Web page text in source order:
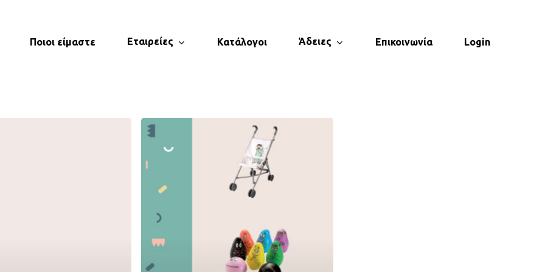
Ποιοι είμαστε Εταιρείες Κατάλογοι Άδειες Επικοινωνία Login
PETIT
JOUR
GENERAL